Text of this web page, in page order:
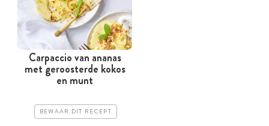
Carpaccio van ananas
met geroosterde kokos
en munt
BEWAAR DIT RECEPT